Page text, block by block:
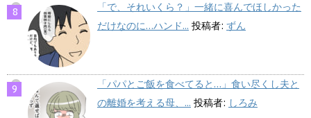
「で、それいくら？」一緒に喜んでほしかった
だけなのに…ハンド... 投稿者: ずん
「パパとご飯を食べてると…」食い尽くし夫と
の離婚を考える母、... 投稿者: しろみ